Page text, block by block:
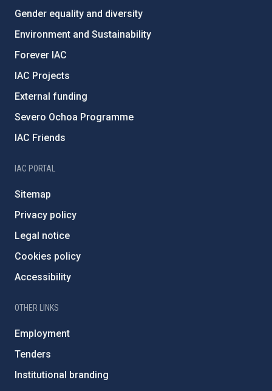
Gender equality and diversity
Environment and Sustainability
Forever IAC
IAC Projects
External funding
Severo Ochoa Programme
IAC Friends
IAC PORTAL
Sitemap
Privacy policy
Legal notice
Cookies policy
Accessibility
OTHER LINKS
Employment
Tenders
Institutional branding